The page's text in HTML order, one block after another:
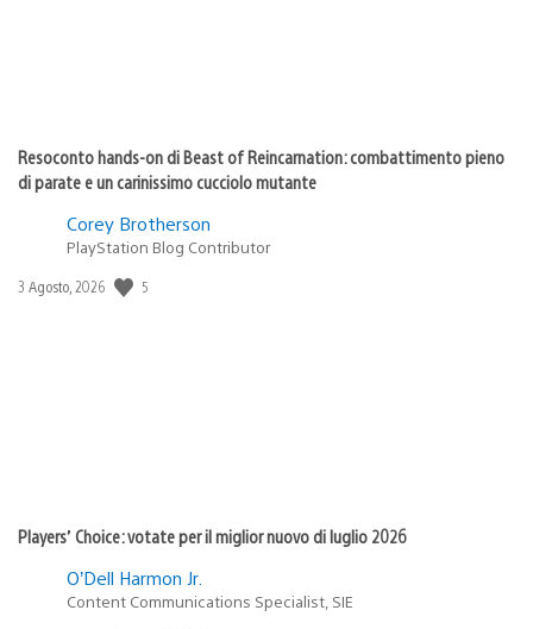
Resoconto hands-on di Beast of Reincarnation: combattimento pieno
di parate e un carinissimo cucciolo mutante
Corey Brotherson
PlayStation Blog Contributor
Data
3 Agosto, 2026 5
Players’ Choice: votate per il miglior nuovo di luglio 2026
O’Dell Harmon Jr.
Content Communications Specialist, SIE